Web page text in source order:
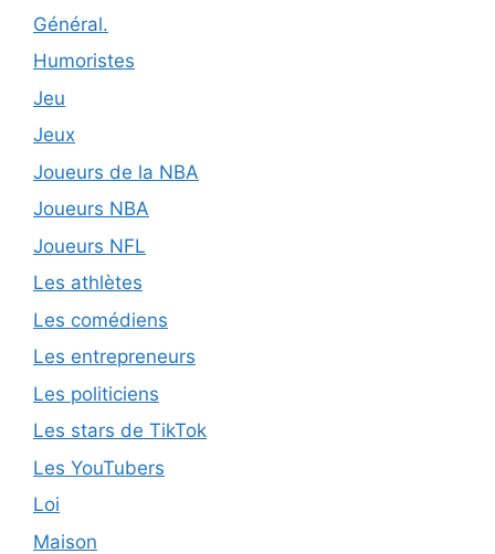
Général.
Humoristes
Jeu
Jeux
Joueurs de la NBA
Joueurs NBA
Joueurs NFL
Les athlètes
Les comédiens
Les entrepreneurs
Les politiciens
Les stars de TikTok
Les YouTubers
Loi
Maison